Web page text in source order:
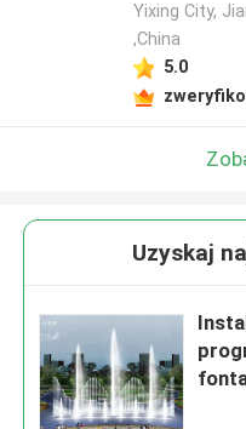
Yixing City,
,China
5.0
Uzyskaj